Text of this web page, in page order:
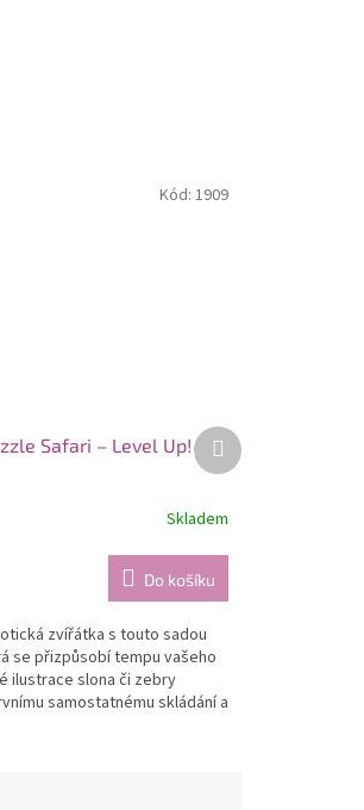
Safari – Level Up!
Skladem
Do košíku
zvířátka s touto sadou
se přizpůsobí tempu vašeho
ilustrace slona či zebry
samostatnému skládání a
Kód: 1909
Další
produkt